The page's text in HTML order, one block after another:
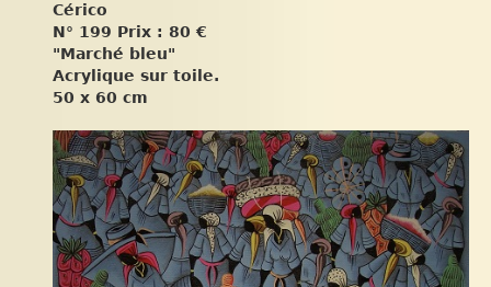
Cérico
N° 199 Prix : 80 €
"Marché bleu"
Acrylique sur toile.
50 x 60 cm